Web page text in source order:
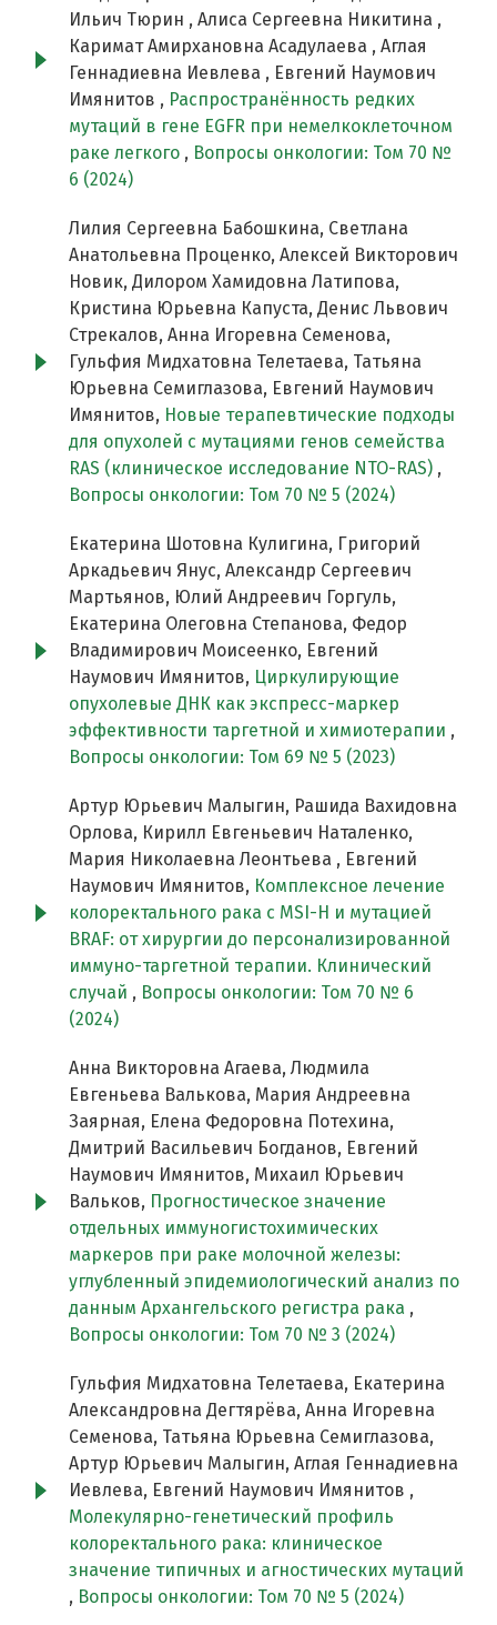
Ильич Тюрин , Алиса Сергеевна Никитина ,
Каримат Амирхановна Асадулаева , Аглая
Геннадиевна Иевлева , Евгений Наумович
Имянитов , Распространённость редких
мутаций в гене EGFR при немелкоклеточном
раке легкого , Вопросы онкологии: Том 70 №
6 (2024)
Лилия Сергеевна Бабошкина, Светлана
Анатольевна Проценко, Алексей Викторович
Новик, Дилором Хамидовна Латипова,
Кристина Юрьевна Капуста, Денис Львович
Стрекалов, Анна Игоревна Семенова,
Гульфия Мидхатовна Телетаева, Татьяна
Юрьевна Семиглазова, Евгений Наумович
Имянитов, Новые терапевтические подходы
для опухолей с мутациями генов семейства
RAS (клиническое исследование NТО-RAS) ,
Вопросы онкологии: Том 70 № 5 (2024)
Екатерина Шотовна Кулигина, Григорий
Аркадьевич Янус, Александр Сергеевич
Мартьянов, Юлий Андреевич Горгуль,
Екатерина Олеговна Степанова, Федор
Владимирович Моисеенко, Евгений
Наумович Имянитов, Циркулирующие
опухолевые ДНК как экспресс-маркер
эффективности таргетной и химиотерапии ,
Вопросы онкологии: Том 69 № 5 (2023)
Артур Юрьевич Малыгин, Рашида Вахидовна
Орлова, Кирилл Евгеньевич Наталенко,
Мария Николаевна Леонтьева , Евгений
Наумович Имянитов, Комплексное лечение
колоректального рака с MSI-H и мутацией
BRAF: от хирургии до персонализированной
иммуно-таргетной терапии. Клинический
случай , Вопросы онкологии: Том 70 № 6
(2024)
Анна Викторовна Агаева, Людмила
Евгеньева Валькова, Мария Андреевна
Заярная, Елена Федоровна Потехина,
Дмитрий Васильевич Богданов, Евгений
Наумович Имянитов, Михаил Юрьевич
Вальков, Прогностическое значение
отдельных иммуногистохимических
маркеров при раке молочной железы:
углубленный эпидемиологический анализ по
данным Архангельского регистра рака ,
Вопросы онкологии: Том 70 № 3 (2024)
Гульфия Мидхатовна Телетаева, Екатерина
Александровна Дегтярёва, Анна Игоревна
Семенова, Татьяна Юрьевна Семиглазова,
Артур Юрьевич Малыгин, Аглая Геннадиевна
Иевлева, Евгений Наумович Имянитов ,
Молекулярно-генетический профиль
колоректального рака: клиническое
значение типичных и агностических мутаций
, Вопросы онкологии: Том 70 № 5 (2024)